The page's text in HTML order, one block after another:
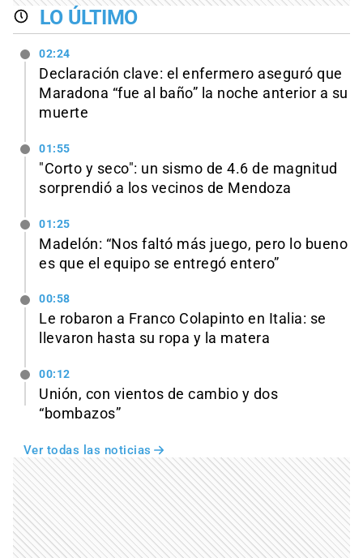
LO ÚLTIMO
02:24
Declaración clave: el enfermero aseguró que
Maradona “fue al baño” la noche anterior a su
muerte
01:55
"Corto y seco": un sismo de 4.6 de magnitud
sorprendió a los vecinos de Mendoza
01:25
Madelón: “Nos faltó más juego, pero lo bueno
es que el equipo se entregó entero”
00:58
Le robaron a Franco Colapinto en Italia: se
llevaron hasta su ropa y la matera
00:12
Unión, con vientos de cambio y dos
“bombazos”
Ver todas las noticias